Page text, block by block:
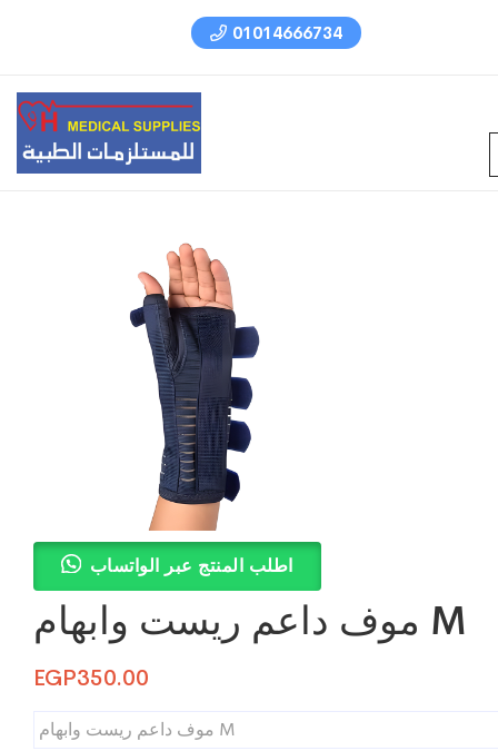
01014666734
اطلب المنتج عبر الواتساب
موف داعم ريست وابهام M
EGP350.00
موف داعم ريست وابهام M